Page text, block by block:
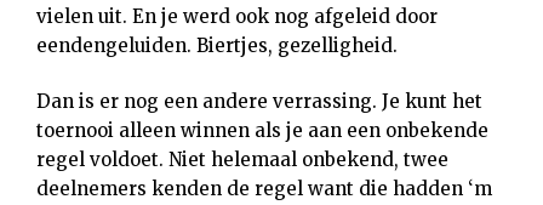
vielen uit. En je werd ook nog afgeleid door
eendengeluiden. Biertjes, gezelligheid.
Dan is er nog een andere verrassing. Je kunt het
toernooi alleen winnen als je aan een onbekende
regel voldoet. Niet helemaal onbekend, twee
deelnemers kenden de regel want die hadden ‘m